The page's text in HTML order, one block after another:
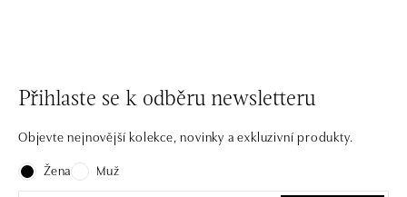
Přihlaste se k odběru newsletteru
Objevte nejnovější kolekce, novinky a exkluzivní produkty.
Žena
Muž